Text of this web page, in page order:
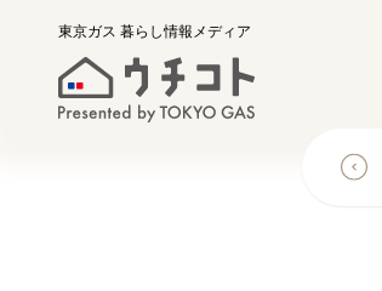
東京ガス 暮らし情報メディア
レシピ